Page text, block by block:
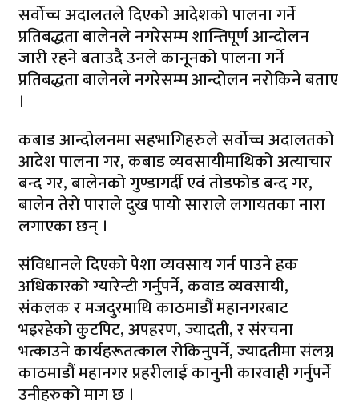
सर्वोच्च अदालतले दिएको आदेशको पालना गर्ने
प्रतिबद्धता बालेनले नगरेसम्म शान्तिपूर्ण आन्दोलन
जारी रहने बताउदै उनले कानूनको पालना गर्ने
प्रतिबद्धता बालेनले नगरेसम्म आन्दोलन नरोकिने बताए
।
कबाड आन्दोलनमा सहभागिहरुले सर्वोच्च अदालतको
आदेश पालना गर, कबाड व्यवसायीमाथिको अत्याचार
बन्द गर, बालेनको गुण्डागर्दी एवं तोडफोड बन्द गर,
बालेन तेरो पाराले दुख पायो साराले लगायतका नारा
लगाएका छन् ।
संविधानले दिएको पेशा व्यवसाय गर्न पाउने हक
अधिकारको ग्यारेन्टी गर्नुपर्ने, कवाड व्यवसायी,
संकलक र मजदुरमाथि काठमाडौं महानगरबाट
भइरहेको कुटपिट, अपहरण, ज्यादती, र संरचना
भत्काउने कार्यहरूतत्काल रोकिनुपर्ने, ज्यादतीमा संलग्न
काठमाडौं महानगर प्रहरीलाई कानुनी कारवाही गर्नुपर्ने
उनीहरुको माग छ ।